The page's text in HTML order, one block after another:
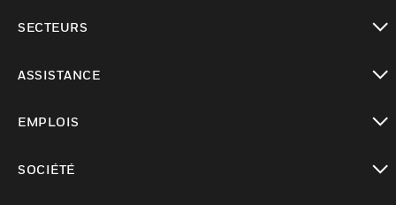
SECTEURS
ASSISTANCE
EMPLOIS
SOCIÉTÉ